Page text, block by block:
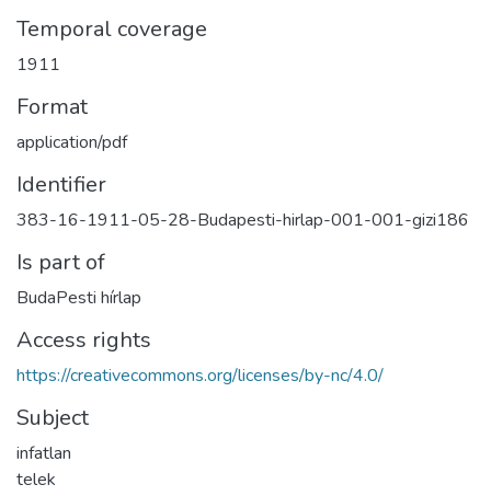
Temporal coverage
1911
Format
application/pdf
Identifier
383-16-1911-05-28-Budapesti-hirlap-001-001-gizi186
Is part of
BudaPesti hírlap
Access rights
https://creativecommons.org/licenses/by-nc/4.0/
Subject
infatlan
telek